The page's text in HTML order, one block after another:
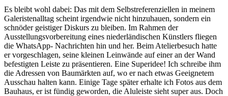
Es bleibt wohl dabei: Das mit dem Selbstreferenziellen in meinem
Galeristenalltag scheint irgendwie nicht hinzuhauen, sondern ein
schnöder geistiger Diskurs zu bleiben. Im Rahmen der
Ausstellungsvorbereitung eines niederländischen Künstlers fliegen
die WhatsApp- Nachrichten hin und her. Beim Atelierbesuch hatte
er vorgeschlagen, seine kleinen Leinwände auf einer an der Wand
befestigten Leiste zu präsentieren. Eine Superidee! Ich schreibe ihm
die Adressen von Baumärkten auf, wo er nach etwas Geeignetem
Ausschau halten kann. Einige Tage später erhalte ich Fotos aus dem
Bauhaus, er ist fündig geworden, die Aluleiste sieht super aus. Doch